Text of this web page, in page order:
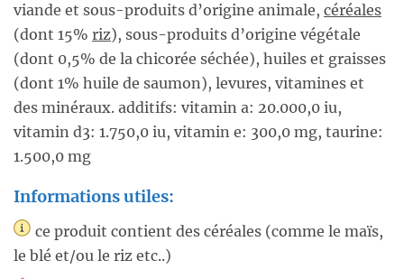
viande et sous-produits d’origine animale, céréales
(dont 15% riz), sous-produits d’origine végétale
(dont 0,5% de la chicorée séchée), huiles et graisses
(dont 1% huile de saumon), levures, vitamines et
des minéraux. additifs: vitamin a: 20.000,0 iu,
vitamin d3: 1.750,0 iu, vitamin e: 300,0 mg, taurine:
1.500,0 mg
Informations utiles:
ce produit contient des céréales (comme le maïs,
le blé et/ou le riz etc..)